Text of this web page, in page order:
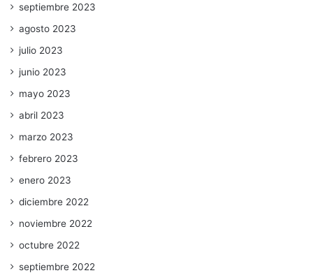
septiembre 2023
agosto 2023
julio 2023
junio 2023
mayo 2023
abril 2023
marzo 2023
febrero 2023
enero 2023
diciembre 2022
noviembre 2022
octubre 2022
septiembre 2022